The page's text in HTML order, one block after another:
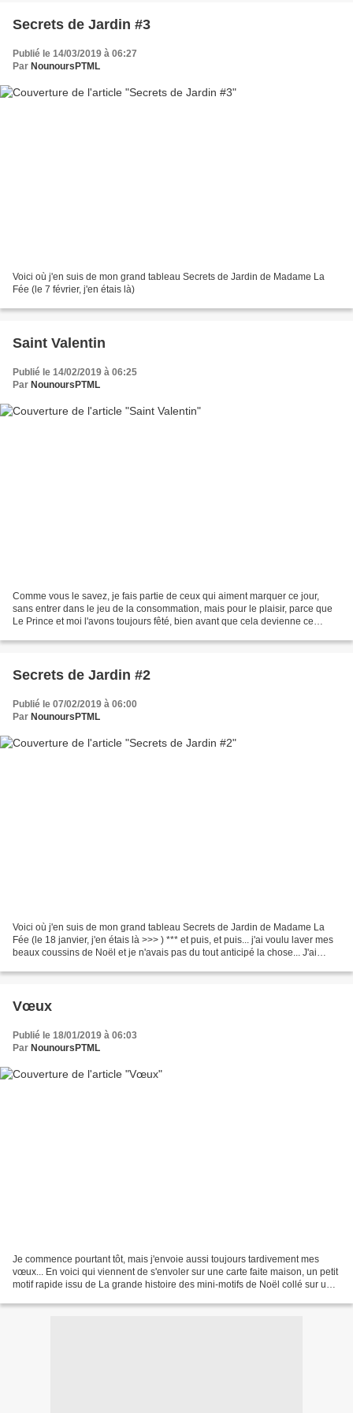
Secrets de Jardin #3
Publié le 14/03/2019 à 06:27
Par NounoursPTML
Voici où j'en suis de mon grand tableau Secrets de Jardin de Madame La
Fée (le 7 février, j'en étais là)
Saint Valentin
Publié le 14/02/2019 à 06:25
Par NounoursPTML
Comme vous le savez, je fais partie de ceux qui aiment marquer ce jour,
sans entrer dans le jeu de la consommation, mais pour le plaisir, parce que
Le Prince et moi l'avons toujours fêté, bien avant que cela devienne ce
Secrets de Jardin #2
Publié le 07/02/2019 à 06:00
Par NounoursPTML
Voici où j'en suis de mon grand tableau Secrets de Jardin de Madame La
Fée (le 18 janvier, j'en étais là >>> ) *** et puis, et puis... j'ai voulu laver mes
beaux coussins de Noël et je n'avais pas du tout anticipé la chose... J'ai
Vœux
Publié le 18/01/2019 à 06:03
Par NounoursPTML
Je commence pourtant tôt, mais j'envoie aussi toujours tardivement mes
vœux... En voici qui viennent de s'envoler sur une carte faite maison, un petit
motif rapide issu de La grande histoire des mini-motifs de Noël collé sur une